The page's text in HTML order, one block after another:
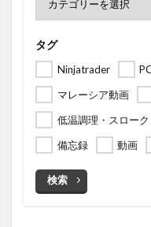
タグ
Ninjatrader
マレーシア動画
低温調理・スロー
備忘録
動画
検索